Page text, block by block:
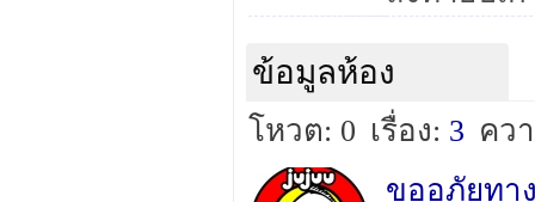
ข้อมูลห้อง
โหวต: 0 เรื่อง: 3 คว